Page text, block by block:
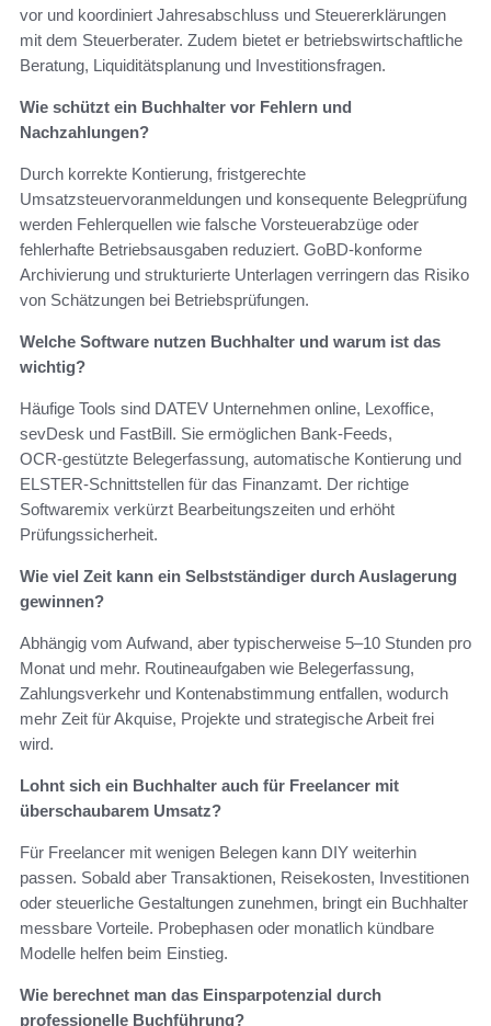
vor und koordiniert Jahresabschluss und Steuererklärungen
mit dem Steuerberater. Zudem bietet er betriebswirtschaftliche
Beratung, Liquiditätsplanung und Investitionsfragen.
Wie schützt ein Buchhalter vor Fehlern und
Nachzahlungen?
Durch korrekte Kontierung, fristgerechte
Umsatzsteuervoranmeldungen und konsequente Belegprüfung
werden Fehlerquellen wie falsche Vorsteuerabzüge oder
fehlerhafte Betriebsausgaben reduziert. GoBD‑konforme
Archivierung und strukturierte Unterlagen verringern das Risiko
von Schätzungen bei Betriebsprüfungen.
Welche Software nutzen Buchhalter und warum ist das
wichtig?
Häufige Tools sind DATEV Unternehmen online, Lexoffice,
sevDesk und FastBill. Sie ermöglichen Bank‑Feeds,
OCR‑gestützte Belegerfassung, automatische Kontierung und
ELSTER‑Schnittstellen für das Finanzamt. Der richtige
Softwaremix verkürzt Bearbeitungszeiten und erhöht
Prüfungssicherheit.
Wie viel Zeit kann ein Selbstständiger durch Auslagerung
gewinnen?
Abhängig vom Aufwand, aber typischerweise 5–10 Stunden pro
Monat und mehr. Routineaufgaben wie Belegerfassung,
Zahlungsverkehr und Kontenabstimmung entfallen, wodurch
mehr Zeit für Akquise, Projekte und strategische Arbeit frei
wird.
Lohnt sich ein Buchhalter auch für Freelancer mit
überschaubarem Umsatz?
Für Freelancer mit wenigen Belegen kann DIY weiterhin
passen. Sobald aber Transaktionen, Reisekosten, Investitionen
oder steuerliche Gestaltungen zunehmen, bringt ein Buchhalter
messbare Vorteile. Probephasen oder monatlich kündbare
Modelle helfen beim Einstieg.
Wie berechnet man das Einsparpotenzial durch
professionelle Buchführung?